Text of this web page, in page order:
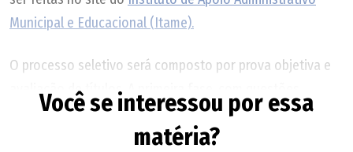
Municipal e Educacional (Itame).
O processo seletivo será composto por prova objetiva e
avaliação de títulos. A primeira fase, com questões
objetivas, está prevista para o dia 11 de outubro, em locais
a serem divulgados pela Prefeitura.Confira o edital.
Você se interessou por essa
matéria?